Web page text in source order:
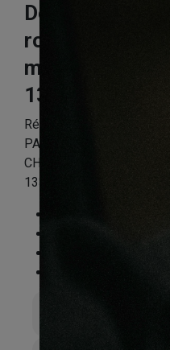
Decoart baton
rompu chêne
metz
133X8X665mm
Référence:
PARQUET SOL
CHENE METZ – GAMME
133mm x 8mm – Certifié